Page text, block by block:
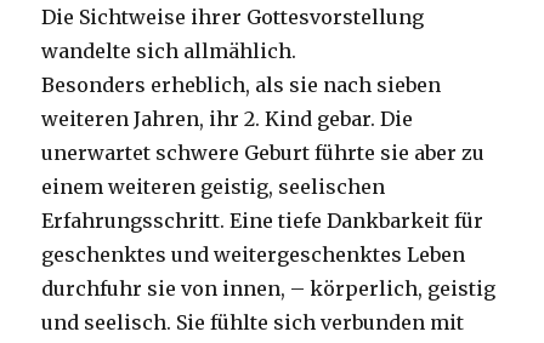
Die Sichtweise ihrer Gottesvorstellung
wandelte sich allmählich.
Besonders erheblich, als sie nach sieben
weiteren Jahren, ihr 2. Kind gebar. Die
unerwartet schwere Geburt führte sie aber zu
einem weiteren geistig, seelischen
Erfahrungsschritt. Eine tiefe Dankbarkeit für
geschenktes und weitergeschenktes Leben
durchfuhr sie von innen, – körperlich, geistig
und seelisch. Sie fühlte sich verbunden mit